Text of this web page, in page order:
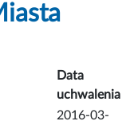
Data
uchwalenia
2016-03-